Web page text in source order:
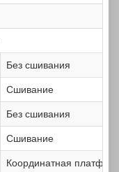
Без сшивания
Сшивание
Без сшивания
Сшивание
Координатная